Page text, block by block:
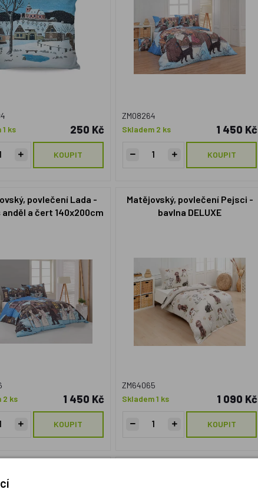
ks
250 Kč
KOUPIT
ZM08264
Skladem 2 ks
1 450 Kč
KOUPIT
povlečení Lada -
anděl a čert 140x200cm
2 ks
1 450 Kč
KOUPIT
Matějovský, povlečení Pejsci -
bavlna DELUXE
ZM64065
Skladem 1 ks
1 090 Kč
KOUPIT
- Ponocný se psem